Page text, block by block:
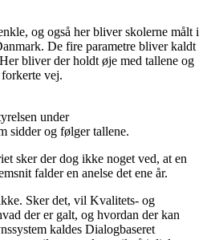
og også her bliver skolerne målt i
De fire parametre bliver kaldt
bliver der holdt øje med tallene og
vej.
under
sidder og følger tallene.
sker der dog ikke noget ved, at en
falder en anelse det ene år.
Sker det, vil Kvalitets- og
der er galt, og hvordan der kan
kaldes Dialogbaseret